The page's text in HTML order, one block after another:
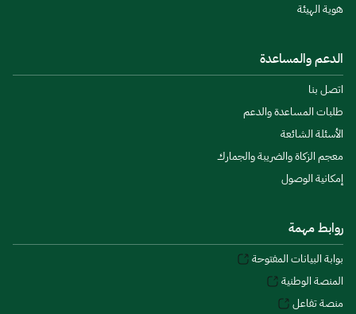
هوية الهيئة
الدعم والمساعدة
اتصل بنا
طلبات المساعدة والدعم
الأسئلة الشائعة
معجم الزكاة والضريبة والجمارك
إمكانية الوصول
روابط مهمة
بوابة البيانات المفتوحة
المنصة الوطنية
منصة تفاعل